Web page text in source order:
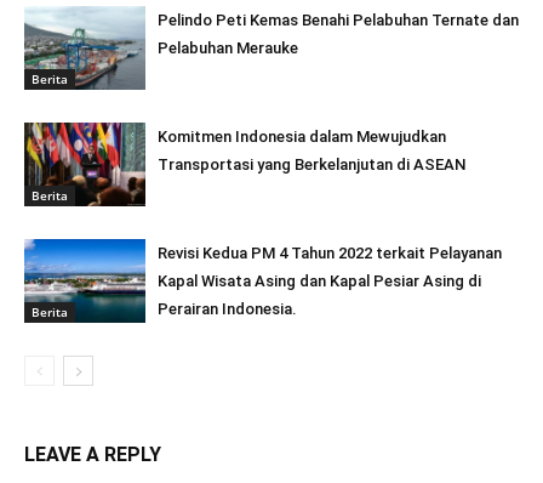
Berita
Pelindo Peti Kemas Benahi Pelabuhan Ternate dan
Pelabuhan Merauke
Berita
Komitmen Indonesia dalam Mewujudkan
Transportasi yang Berkelanjutan di ASEAN
Berita
Revisi Kedua PM 4 Tahun 2022 terkait Pelayanan
Kapal Wisata Asing dan Kapal Pesiar Asing di
Perairan Indonesia.
LEAVE A REPLY